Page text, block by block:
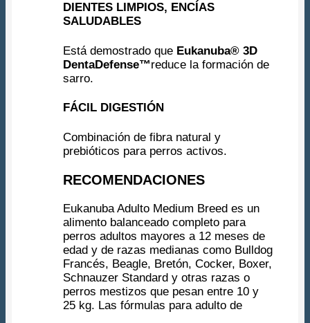
DIENTES LIMPIOS, ENCÍAS
SALUDABLES
Está demostrado que Eukanuba® 3D
DentaDefense™reduce la formación de
sarro.
FÁCIL DIGESTIÓN
Combinación de fibra natural y
prebióticos para perros activos.
RECOMENDACIONES
Eukanuba Adulto Medium Breed es un
alimento balanceado completo para
perros adultos mayores a 12 meses de
edad y de razas medianas como Bulldog
Francés, Beagle, Bretón, Cocker, Boxer,
Schnauzer Standard y otras razas o
perros mestizos que pesan entre 10 y
25 kg. Las fórmulas para adulto de